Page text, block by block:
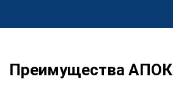
Преимущества АПОК